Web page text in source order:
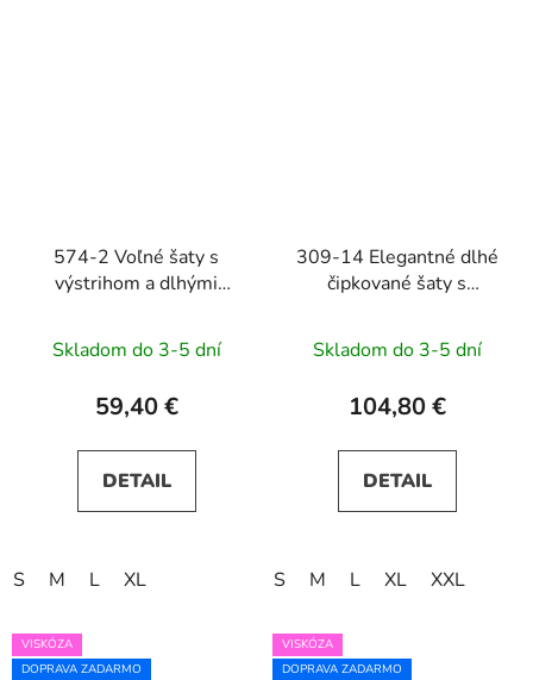
574-2 Voľné šaty s
výstrihom a dlhými
čokoládová hnedá
Skladom do 3-5 dní
59,40 €
DETAIL
S M L XL
309-14 Elegantné dlhé
čipkované šaty s
čokoládové
Skladom do 3-5 dní
104,80 €
DETAIL
S M L XL XXL
VISKÓZA
DOPRAVA ZADARMO
VISKÓZA
DOPRAVA ZADARMO